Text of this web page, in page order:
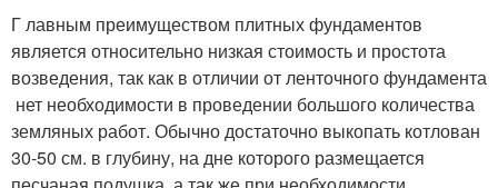
Г лавным преимуществом плитных фундаментов
является относительно низкая стоимость и простота
возведения, так как в отличии от ленточного фундамента
нет необходимости в проведении большого количества
земляных работ. Обычно достаточно выкопать котлован
30-50 см. в глубину, на дне которого размещается